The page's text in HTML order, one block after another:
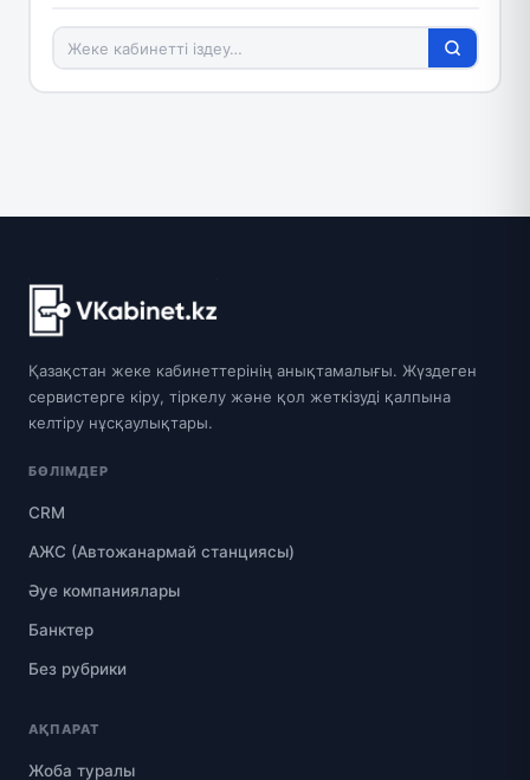
Қазақстан жеке кабинеттерінің анықтамалығы. Жүздеген
сервистерге кіру, тіркелу және қол жеткізуді қалпына
келтіру нұсқаулықтары.
БӨЛІМДЕР
CRM
АЖС (Автожанармай станциясы)
Әуе компаниялары
Банктер
Без рубрики
АҚПАРАТ
Жоба туралы